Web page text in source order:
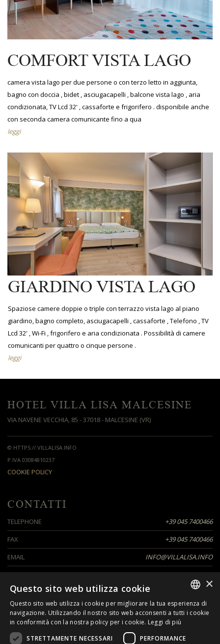
COMFORT VISTA LAGO
camera vista lago per due persone o con terzo letto in aggiunta,
bagno con doccia , bidet , asciugacapelli , balcone vista lago , aria
condizionata, TV Lcd 32' , cassaforte e frigorifero . disponibile anche
con seconda camera comunicante fino a qua
leggi
GIARDINO VISTA LAGO
Spaziose camere doppie o triple con terrazzo vista lago al piano
giardino, bagno completo, asciugacapelli , cassaforte , Telefono , TV
Lcd 32' , Wi-Fi , frigorifero e aria condizionata . Possibilità di camere
comunicanti per quattro o cinque persone .
leggi
HOTEL VILLA LISA MALCESINE
VIA NAVENE VECCHIA, 85 - 37018 - MALCESINE (VR)
© HTTPS://.VILLALISA.INFO
P.IVA 03084810237
COOKIE POLICY
CONTATTI
TELEPHONE
+39 045 7400466
FAX
+39 045 7400466
EMAIL
INFO@VILLALISA.INFO
SEGUICI SU
ITALIAN
×
Questo sito web utilizza cookie
Questo sito web utilizza i cookie per migliorare la tua esperienza di
navigazione. Utilizzando il nostro sito web acconsenti a tutti i cookie
in conformità con la nostra policy per i cookie. Leggi di più
STRETTAMENTE NECESSARI
PERFORMANCE